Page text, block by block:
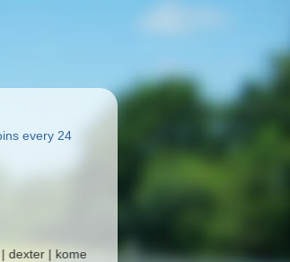
mars | StarboyZ | pakdhe | ijaysight | N4ck0 |